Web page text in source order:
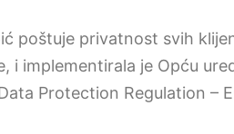
poštuje privatnost svih
i implementirala je Opću
Protection Regulation –